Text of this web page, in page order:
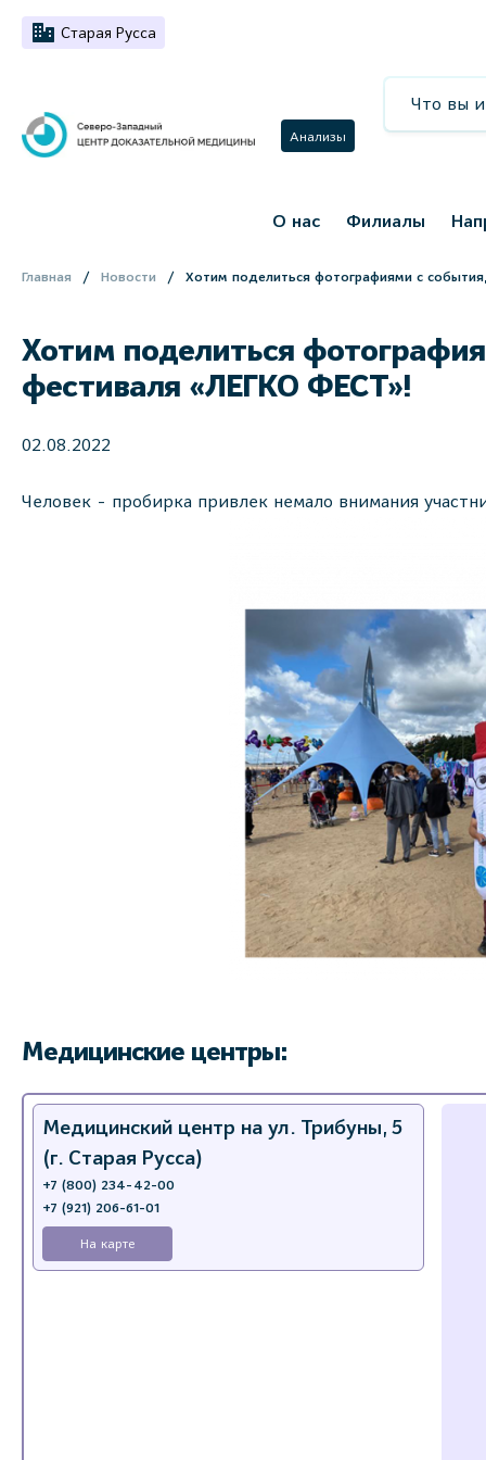
Старая Русса
Анализы
О нас Филиалы
Главная Новости Хотим поделиться фотографиями с
Хотим поделиться
фестиваля «ЛЕГКО ФЕСТ»!
02.08.2022
Человек - пробирка привлек немало внимания
Медицинские центры:
Медицинский центр на ул. Трибуны, 5
(г. Старая Русса)
+7 (800) 234-42-00
+7 (921) 206-61-01
На карте